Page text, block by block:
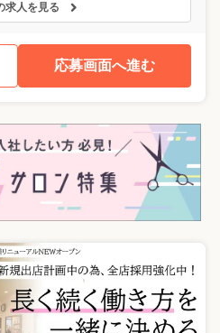
求人を見る
応募画面へ進む